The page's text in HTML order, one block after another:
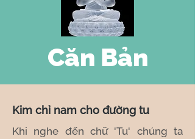
Căn Bản
Kim chỉ nam cho đường tu
Khi nghe đến chữ 'Tu' chúng ta